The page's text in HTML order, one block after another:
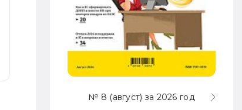
№ 8 (август) за 2026 год